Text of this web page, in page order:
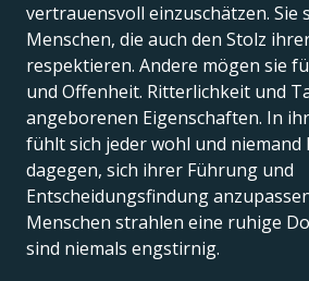
vertrauensvoll einzuschätzen. Sie
Menschen, die auch den Stolz
respektieren. Andere mögen sie
und Offenheit. Ritterlichkeit und
angeborenen Eigenschaften. In
fühlt sich jeder wohl und niemand
dagegen, sich ihrer Führung und
Entscheidungsfindung
Menschen strahlen eine ruhige
sind niemals engstirnig.